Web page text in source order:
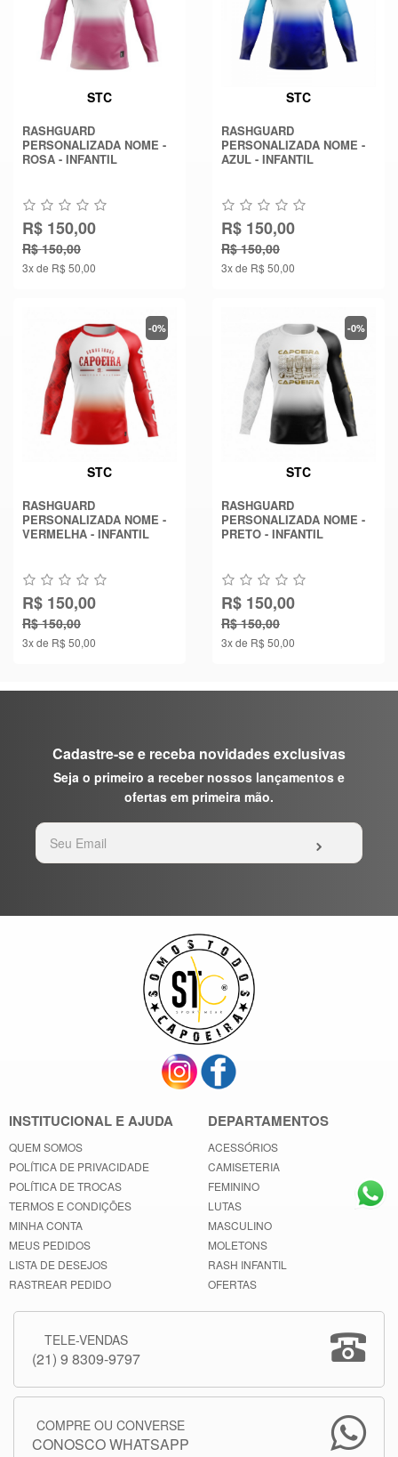
STC
RASHGUARD
PERSONALIZADA NOME -
ROSA - INFANTIL
R$ 150,00
R$ 150,00
3x de R$ 50,00
STC
RASHGUARD
PERSONALIZADA NOME -
AZUL - INFANTIL
R$ 150,00
R$ 150,00
3x de R$ 50,00
STC
RASHGUARD
PERSONALIZADA NOME -
VERMELHA - INFANTIL
-0%
R$ 150,00
R$ 150,00
3x de R$ 50,00
STC
RASHGUARD
PERSONALIZADA NOME -
PRETO - INFANTIL
-0%
R$ 150,00
R$ 150,00
3x de R$ 50,00
Cadastre-se e receba novidades exclusivas
Seja o primeiro a receber nossos lançamentos e
ofertas em primeira mão.
INSTITUCIONAL E AJUDA
QUEM SOMOS
POLÍTICA DE PRIVACIDADE
POLÍTICA DE TROCAS
TERMOS E CONDIÇÕES
MINHA CONTA
MEUS PEDIDOS
LISTA DE DESEJOS
RASTREAR PEDIDO
DEPARTAMENTOS
ACESSÓRIOS
CAMISETERIA
FEMININO
LUTAS
MASCULINO
MOLETONS
RASH INFANTIL
OFERTAS
TELE-VENDAS
(21) 9 8309-9797
COMPRE OU CONVERSE
CONOSCO WHATSAPP